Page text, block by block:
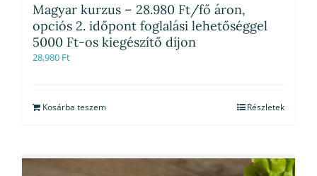
Magyar kurzus – 28.980 Ft/fő áron,
opciós 2. időpont foglalási lehetőséggel
5000 Ft-os kiegészítő díjon
28,980 Ft
Kosárba teszem Részletek